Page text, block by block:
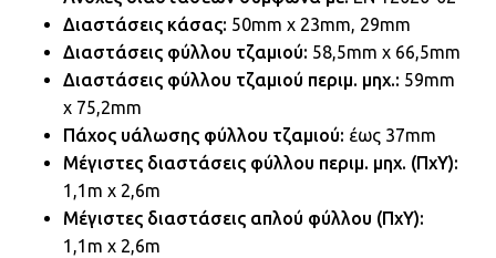
Διαστάσεις κάσας: 50mm x 23mm, 29mm
Διαστάσεις φύλλου τζαμιού: 58,5mm x 66,5mm
Διαστάσεις φύλλου τζαμιού περιμ. μηχ.: 59mm
x 75,2mm
Πάχος υάλωσης φύλλου τζαμιού: έως 37mm
Μέγιστες διαστάσεις φύλλου περιμ. μηχ. (ΠxΥ):
1,1m x 2,6m
Μέγιστες διαστάσεις απλού φύλλου (ΠxΥ):
1,1m x 2,6m